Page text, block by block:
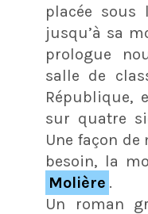
placée sous
jusqu’à sa
prologue
salle de
République,
sur quatre
Une façon de
besoin, la
Molière .
Un roman